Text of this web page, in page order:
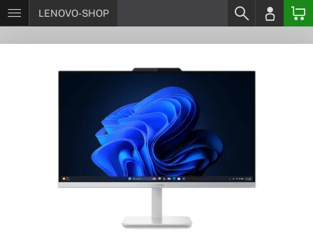
LENOVO-SHOP